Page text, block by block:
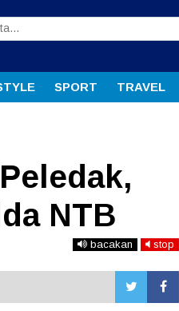
SPORT TRAVEL
NTB
bacakan stop